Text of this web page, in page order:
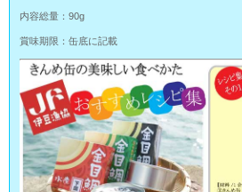
内容総量：90g
賞味期限：缶底に記載